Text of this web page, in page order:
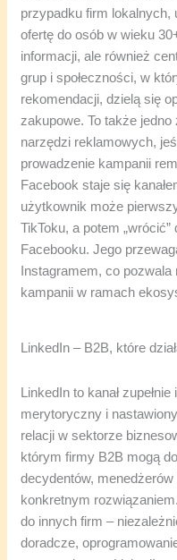
przypadku firm lokalnych,
ofertę do osób w wieku
informacji, ale również
grup i społeczności, w
rekomendacji, dzielą się
zakupowe. To także
narzędzi reklamowych,
prowadzenie kampanii
Facebook staje się
użytkownik może
TikToku, a potem
Facebooku. Jego
Instagramem, co
kampanii w ramach
LinkedIn – B2B, które
LinkedIn to kanał
merytoryczny i
relacji w sektorze
którym firmy B2B mogą
decydentów,
konkretnym
do innych firm –
doradcze,